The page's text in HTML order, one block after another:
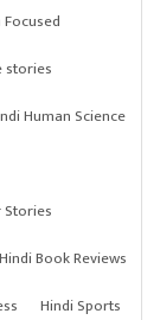
stories
Human Science
Hindi Book Reviews
Hindi Sports